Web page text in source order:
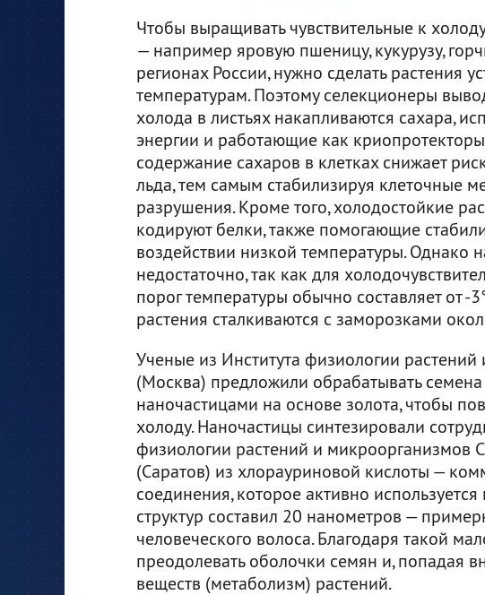
Чтобы выращивать чувствительные к
— например яровую пшеницу, кукурузу,
регионах России, нужно сделать растения
температурам. Поэтому селекционеры
холода в листьях накапливаются сахара,
энергии и работающие как
содержание сахаров в клетках снижает
льда, тем самым стабилизируя клеточные
разрушения. Кроме того, холодостойкие
кодируют белки, также помогающие
воздействии низкой температуры. Однако
недостаточно, так как для
порог температуры обычно составляет от -
растения сталкиваются с заморозками
Ученые из Института физиологии
(Москва) предложили обрабатывать
наночастицами на основе золота, чтобы
холоду. Наночастицы синтезировали
физиологии растений и микроорганизмов
(Саратов) из хлорауриновой кислоты —
соединения, которое активно
структур составил 20 нанометров —
человеческого волоса. Благодаря такой
преодолевать оболочки семян и, попадая
веществ (метаболизм) растений.